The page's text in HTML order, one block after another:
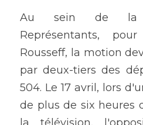
Au sein de la
Représentants,
Rousseff, la motion
par deux-tiers des
504. Le 17 avril, lors
de plus de six heures